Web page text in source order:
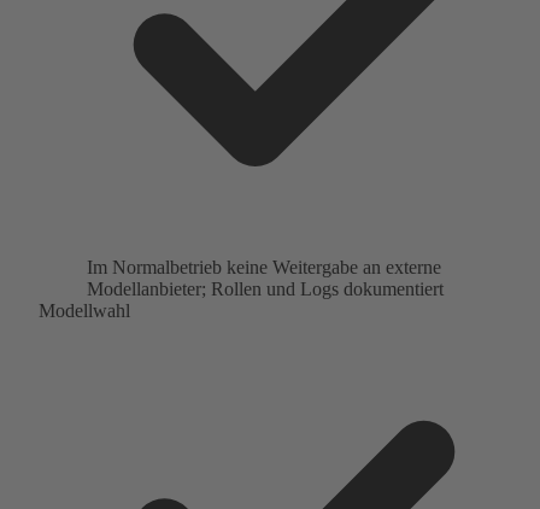
Im Normalbetrieb keine Weitergabe an externe
Modellanbieter; Rollen und Logs dokumentiert
Modellwahl